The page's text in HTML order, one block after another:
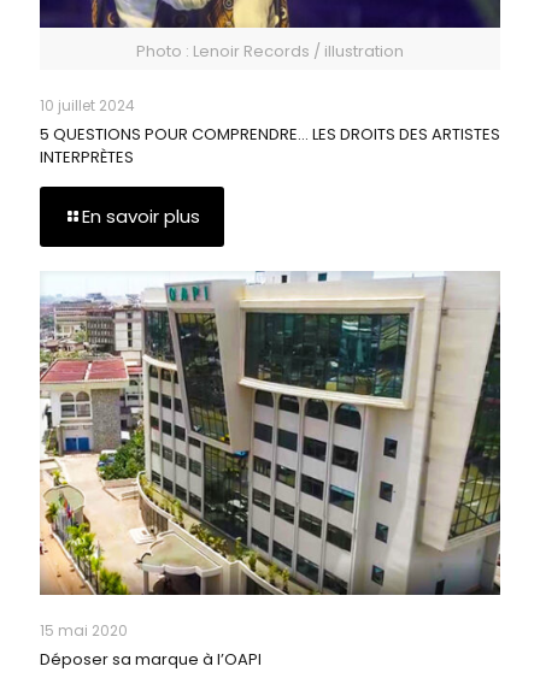
Photo : Lenoir Records / illustration
10 juillet 2024
5 QUESTIONS POUR COMPRENDRE… LES DROITS DES ARTISTES
INTERPRÈTES
En savoir plus
15 mai 2020
Déposer sa marque à l’OAPI